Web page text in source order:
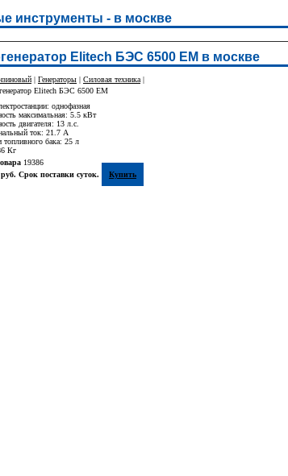
инструменты - в москве
Elitech БЭС 6500 ЕМ в москве
| Генераторы | Силовая техника |
Elitech БЭС 6500 ЕМ
однофазная
максимальная: 5.5 кВт
двигателя: 13 л.с.
ток: 21.7 A
топливного бака: 25 л
Кг
19386
Срок поставки суток.
Купить